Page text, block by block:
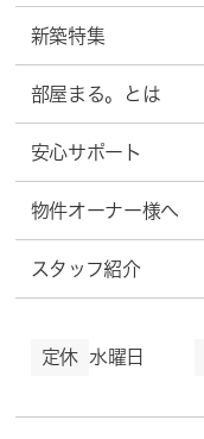
新築特集
部屋まる。とは
安心サポート
物件オーナー様へ
スタッフ紹介
定休 水曜日